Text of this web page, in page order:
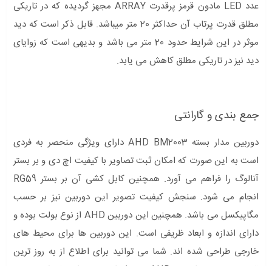
عدد LED مادون قرمز پرقدرت ARRAY مجهز گردیده که در تاریکی
مطلق قدرت پرتاب آن حداکثر 20 متر میباشد. قابل ذکر است که دید
موثر در این شرایط حدود 20 متر می باشد و بدیهی است که زوایای
دید نیز در تاریکی مطلق کاهش می یابد.
جمع بندی و گارانتی
دوربین مدار بسته AHD BM2003 دارای ویژگی منحصر به فردی
است به این صورت که امکان ثبت تصاویر با کیفیت اچ دی و بر بستر
آنالوگ را فراهم می آورد. همچنین کابل کشی آن بر بستر RG59
انجام می شود. سنجش کیفیت تصویر این دوربین نیز بر حسب
مگاپیکسل می باشد. همچنین این دوربین AHD از نوع بولت بوده و
دارای اندازه و ابعاد ظریفی است. این دوربین ها برای محیط های
خارجی طراحی شده اند. شما می توانید برای اطلاع از به روز ترین